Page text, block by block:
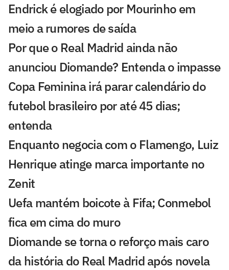
Endrick é elogiado por Mourinho em
meio a rumores de saída
Por que o Real Madrid ainda não
anunciou Diomande? Entenda o impasse
Copa Feminina irá parar calendário do
futebol brasileiro por até 45 dias;
entenda
Enquanto negocia com o Flamengo, Luiz
Henrique atinge marca importante no
Zenit
Uefa mantém boicote à Fifa; Conmebol
fica em cima do muro
Diomande se torna o reforço mais caro
da história do Real Madrid após novela